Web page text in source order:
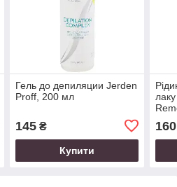
Гель до депиляции Jerden
Proff, 200 мл
145₴
Купити
160